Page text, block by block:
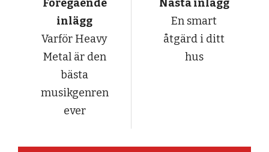
Föregående
inlägg
Varför Heavy
Metal är den
bästa
musikgenren
ever
Nästa inlägg
En smart
åtgärd i ditt
hus